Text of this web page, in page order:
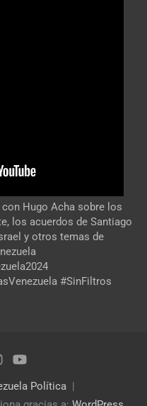
Hugo Acha sobre los
los acuerdos de Santiago
y otros temas de
#SinFiltros
Política